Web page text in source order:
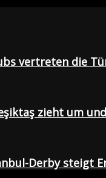
vertreten die
zieht um
Derby steigt